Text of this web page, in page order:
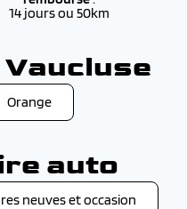
14 jours ou 50km
Orange
auto
neuves et occasion